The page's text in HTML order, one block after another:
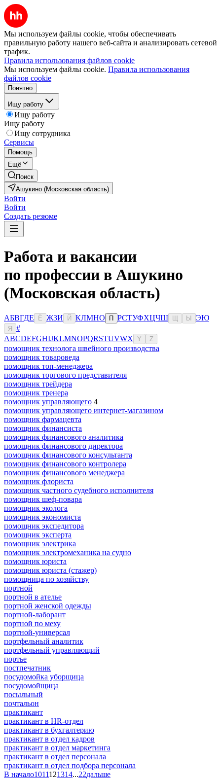
Мы используем файлы cookie, чтобы обеспечивать
правильную работу нашего веб-сайта и анализировать сетевой
трафик.
Правила использования файлов cookie
Мы используем файлы cookie. Правила использования
файлов cookie
Понятно
Ищу работу
Ищу работу
Ищу работу
Ищу сотрудника
Сервисы
Помощь
Ещё
Поиск
Ашукино (Московская область)
Войти
Войти
Создать резюме
Работа и вакансии
по профессии в Ашукино
(Московская область)
АБВГДЕ Ё ЖЗИ Й КЛМНО П РСТУФХЦЧШ Ы ЭЮ
Я
#
ABCDEFGHIJKLMNOPQRSTUVWX Y Z
помощник технолога швейного производства
помощник товароведа
помощник топ-менеджера
помощник торгового представителя
помощник трейдера
помощник тренера
помощник управляющего 4
помощник управляющего интернет-магазином
помощник фармацевта
помощник финансиста
помощник финансового аналитика
помощник финансового директора
помощник финансового консультанта
помощник финансового контролера
помощник финансового менеджера
помощник флориста
помощник частного судебного исполнителя
помощник шеф-повара
помощник эколога
помощник экономиста
помощник экспедитора
помощник эксперта
помощник электрика
помощник электромеханика на судно
помощник юриста
помощник юриста (стажер)
помощница по хозяйству
портной
портной в ателье
портной женской одежды
портной-лаборант
портной по меху
портной-универсал
портфельный аналитик
портфельный управляющий
портье
постпечатник
посудомойка уборщица
посудомойщица
посыльный
почтальон
практикант
практикант в HR-отдел
практикант в бухгалтерию
практикант в отдел кадров
практикант в отдел маркетинга
практикант в отдел персонала
практикант в отдел подбора персонала
В начало1011121314...22дальше